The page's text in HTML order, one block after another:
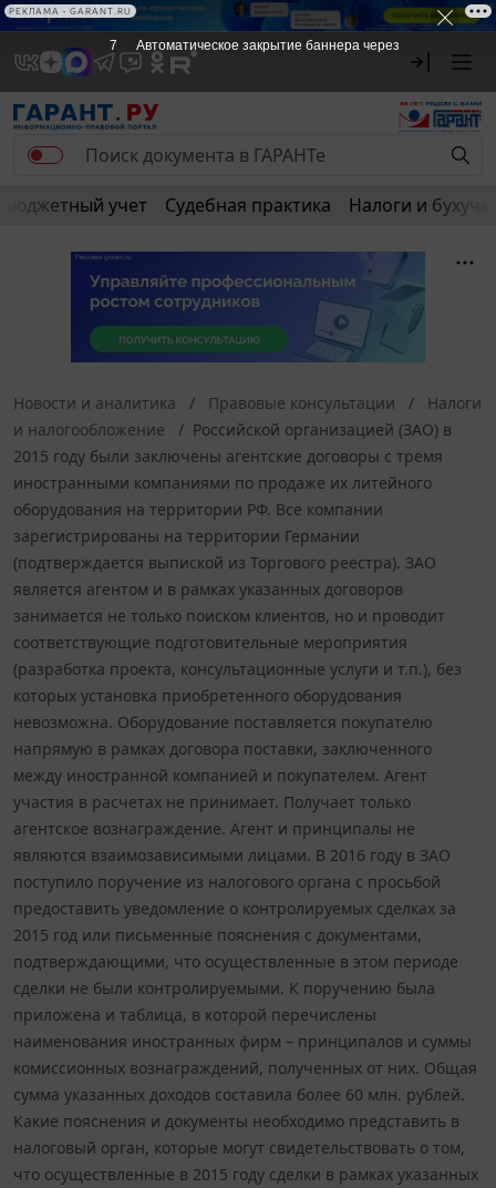
Бюджетный учет Судебная практика Налоги и
Новости и аналитика Правовые консультации
Налоги
и налогообложение
Российской организацией (ЗАО) в
2015 году были заключены агентские договоры с тремя
иностранными компаниями по продаже их литейного
оборудования на территории РФ. Все компании
зарегистрированы на территории Германии
(подтверждается выпиской из Торгового реестра). ЗАО
является агентом и в рамках указанных договоров
занимается не только поиском клиентов, но и проводит
соответствующие подготовительные мероприятия
(разработка проекта, консультационные услуги и т.п.), без
которых установка приобретенного оборудования
невозможна. Оборудование поставляется покупателю
напрямую в рамках договора поставки, заключенного
между иностранной компанией и покупателем. Агент
участия в расчетах не принимает. Получает только
агентское вознаграждение. Агент и принципалы не
являются взаимозависимыми лицами. В 2016 году в ЗАО
поступило поручение из налогового органа с просьбой
предоставить уведомление о контролируемых сделках за
2015 год или письменные пояснения с документами,
подтверждающими, что осуществленные в этом периоде
сделки не были контролируемыми. К поручению была
приложена и таблица, в которой перечислены
наименования иностранных фирм – принципалов и суммы
комиссионных вознаграждений, полученных от них. Общая
сумма указанных доходов составила более 60 млн. рублей.
Какие пояснения и документы необходимо представить в
налоговый орган, которые могут свидетельствовать о том,
что осуществленные в 2015 году сделки в рамках указанных
7 Автоматическое закрытие баннера через
РЕКЛАМА • GARANT.RU